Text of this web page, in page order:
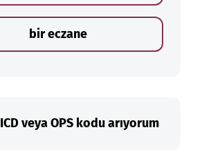
bir eczane
ICD veya OPS kodu arıyorum